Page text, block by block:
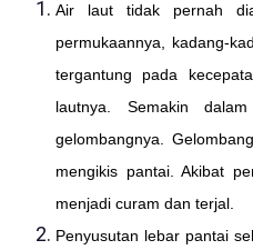
Air laut tidak pernah
permukaannya, kadang-
tergantung pada
lautnya. Semakin
gelombangnya.
mengikis pantai. Akibat
menjadi curam dan terjal.
Penyusutan lebar pantai